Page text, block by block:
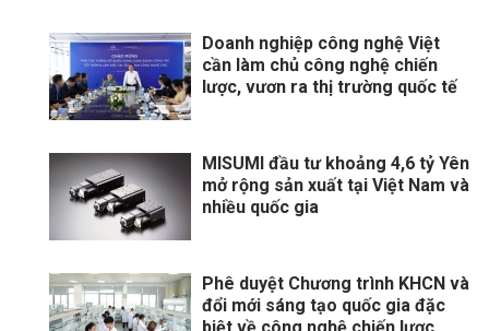
Doanh nghiệp công nghệ Việt
cần làm chủ công nghệ chiến
lược, vươn ra thị trường quốc tế
MISUMI đầu tư khoảng 4,6 tỷ Yên
mở rộng sản xuất tại Việt Nam và
nhiều quốc gia
Phê duyệt Chương trình KHCN và
đổi mới sáng tạo quốc gia đặc